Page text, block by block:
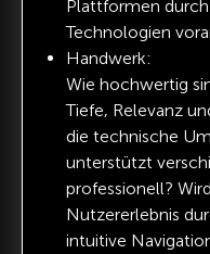
Plattformen
Technologien
Handwerk:
Wie hochwertig
Tiefe, Relevanz
die technische
unterstützt
professionell?
Nutzererlebnis
intuitive